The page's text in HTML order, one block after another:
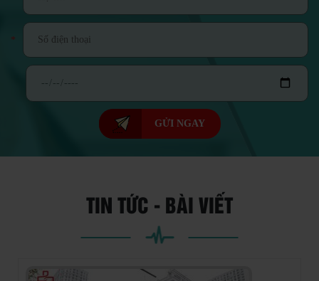
*
GỬI NGAY
TIN TỨC - BÀI VIẾT